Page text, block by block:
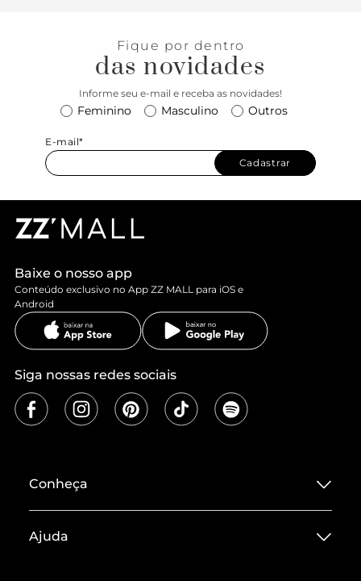
Fique por dentro
das novidades
Informe seu e-mail e receba as novidades!
Feminino Masculino Outros
E-mail*
Cadastrar
Baixe o nosso app
Conteúdo exclusivo no App ZZ MALL para iOS e
Android
Siga nossas redes sociais
Conheça
Termos de Uso
Ajuda